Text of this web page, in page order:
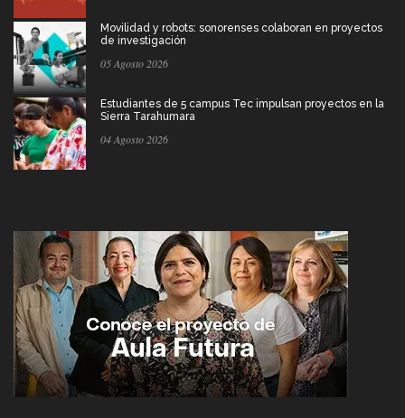
Movilidad y robots: sonorenses colaboran en proyectos
de investigación
05 Agosto 2026
Estudiantes de 5 campus Tec impulsan proyectos en la
Sierra Tarahumara
04 Agosto 2026